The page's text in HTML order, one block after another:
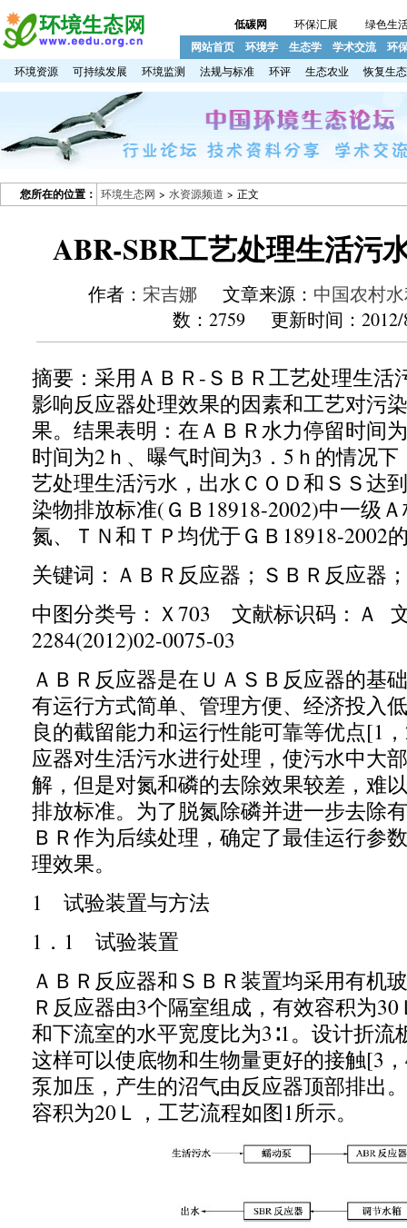
低碳网 环保汇展 绿色生
网站首页 环境学 生态学 学术交流 环
环境资源 可持续发展 环境监测 法规与标准 环评 生态农业 恢复生态
您所在的位置： 环境生态网 > 水资源频道 > 正文
ABR-SBR工艺处理生活污
作者： 宋吉娜 文章来源： 中国农村
数：2759 更新时间：2012/
摘要：采用ＡＢＲ -ＳＢＲ工艺处理生活
影响反应器处理效果的因素和工艺对污
果。结果表明：在ＡＢＲ水力停留时间为
时间为2 ｈ、曝气时间为3 ． 5 ｈ的情况
艺处理生活污水，出水ＣＯＤ和ＳＳ达
染物排放标准(ＧＢ 18918-2002)中一级
氮、ＴＮ和ＴＰ均优于ＧＢ 18918-2002
关键词：ＡＢＲ反应器；ＳＢＲ反应器
中图分类号：Ｘ703 文献标识码：Ａ
2284(2012)02-0075-03
ＡＢＲ反应器是在ＵＡＳＢ反应器的基
有运行方式简单、管理方便、经济投入
良的截留能力和运行性能可靠等优点[1 ，
应器对生活污水进行处理，使污水中大
解，但是对氮和磷的去除效果较差，难
排放标准。为了脱氮除磷并进一步去除
ＢＲ作为后续处理，确定了最佳运行参
理效果。
1 试验装置与方法
1 ． 1 试验装置
ＡＢＲ反应器和ＳＢＲ装置均采用有机
Ｒ反应器由3个隔室组成，有效容积为30
和下流室的水平宽度比为3∶1。设计折流
这样可以使底物和生物量更好的接触[3 ，
泵加压，产生的沼气由反应器顶部排出
容积为20 Ｌ，工艺流程如图1所示。